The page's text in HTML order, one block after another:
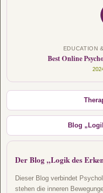
EDUCATION
Best Online
Blog
Der Blog „Logik des
Dieser Blog verbindet
stehen die inneren